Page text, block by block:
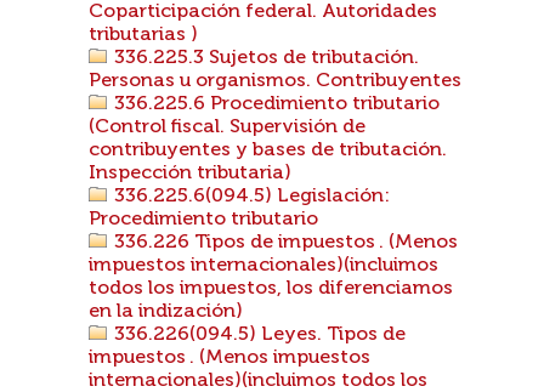
Coparticipación federal. Autoridades
tributarias )
336.225.3 Sujetos de tributación.
Personas u organismos. Contribuyentes
336.225.6 Procedimiento tributario
(Control fiscal. Supervisión de
contribuyentes y bases de tributación.
Inspección tributaria)
336.225.6(094.5) Legislación:
Procedimiento tributario
336.226 Tipos de impuestos . (Menos
impuestos internacionales)(incluimos
todos los impuestos, los diferenciamos
en la indización)
336.226(094.5) Leyes. Tipos de
impuestos . (Menos impuestos
internacionales)(incluimos todos los